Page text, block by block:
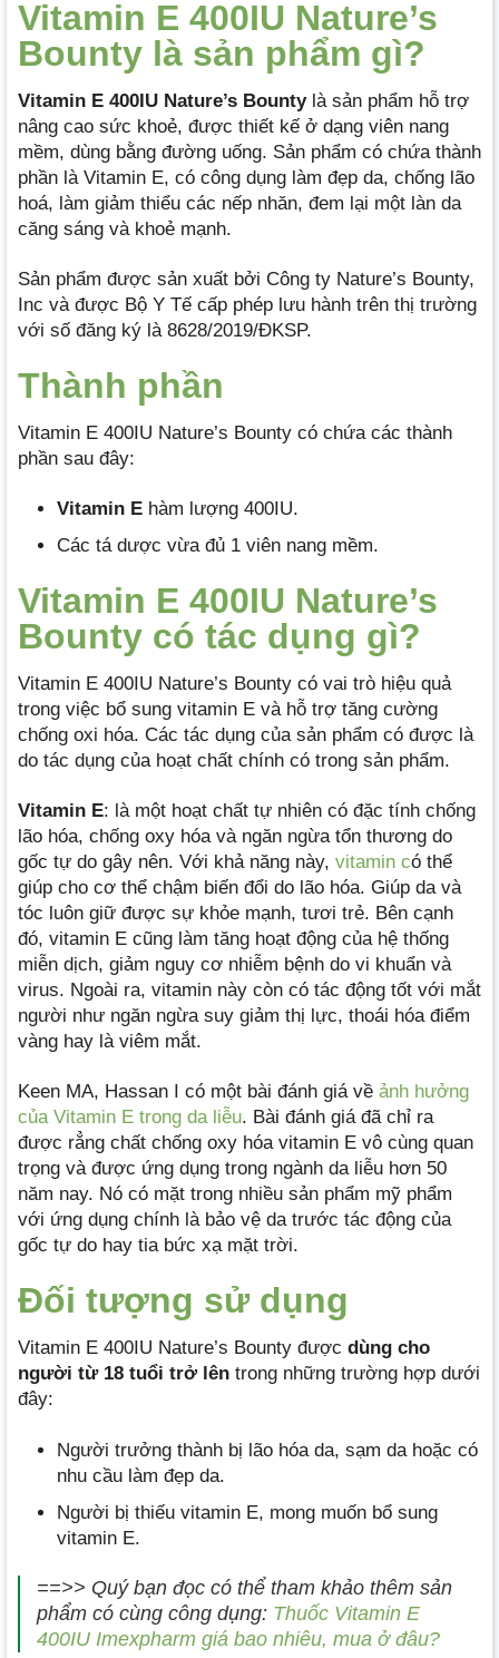
Vitamin E 400IU Nature’s
Bounty là sản phẩm gì?
Vitamin E 400IU Nature’s Bountylà sản phẩm hỗ trợ
nâng cao sức khoẻ, được thiết kế ở dạng viên nang
mềm, dùng bằng đường uống. Sản phẩm có chứa thành
phần là Vitamin E, có công dụng làm đẹp da, chống lão
hoá, làm giảm thiểu các nếp nhăn, đem lại một làn da
căng sáng và khoẻ mạnh.
Sản phẩm được sản xuất bởi Công ty Nature’s Bounty,
Inc và được Bộ Y Tế cấp phép lưu hành trên thị trường
với số đăng ký là 8628/2019/ĐKSP.
Thành phần
Vitamin E 400IU Nature’s Bounty có chứa các thành
phần sau đây:
Vitamin E hàm lượng 400IU.
Các tá dược vừa đủ 1 viên nang mềm.
Vitamin E 400IU Nature’s
Bounty có tác dụng gì?
Vitamin E 400IU Nature’s Bounty có vai trò hiệu quả
trong việc bổ sung vitamin E và hỗ trợ tăng cường
chống oxi hóa. Các tác dụng của sản phẩm có được là
do tác dụng của hoạt chất chính có trong sản phẩm.
Vitamin E: là một hoạt chất tự nhiên có đặc tính chống
lão hóa, chống oxy hóa và ngăn ngừa tổn thương do
gốc tự do gây nên. Với khả năng này, vitamin có thể
giúp cho cơ thể chậm biến đổi do lão hóa. Giúp da và
tóc luôn giữ được sự khỏe mạnh, tươi trẻ. Bên cạnh
đó, vitamin E cũng làm tăng hoạt động của hệ thống
miễn dịch, giảm nguy cơ nhiễm bệnh do vi khuẩn và
virus. Ngoài ra, vitamin này còn có tác động tốt với mắt
người như ngăn ngừa suy giảm thị lực, thoái hóa điểm
vàng hay là viêm mắt.
Keen MA, Hassan I có một bài đánh giá về ảnh hưởng
của Vitamin E trong da liễu. Bài đánh giá đã chỉ ra
được rẳng chất chống oxy hóa vitamin E vô cùng quan
trọng và được ứng dụng trong ngành da liễu hơn 50
năm nay. Nó có mặt trong nhiều sản phẩm mỹ phẩm
với ứng dụng chính là bảo vệ da trước tác động của
gốc tự do hay tia bức xạ mặt trời.
Đối tượng sử dụng
Vitamin E 400IU Nature’s Bounty được dùng cho
người từ 18 tuổi trở lên trong những trường hợp dưới
đây:
Người trưởng thành bị lão hóa da, sạm da hoặc có
nhu cầu làm đẹp da.
Người bị thiếu vitamin E, mong muốn bổ sung
vitamin E.
==>> Quý bạn đọc có thể tham khảo thêm sản
phẩm có cùng công dụng: Thuốc Vitamin E
400IU Imexpharm giá bao nhiêu, mua ở đâu?